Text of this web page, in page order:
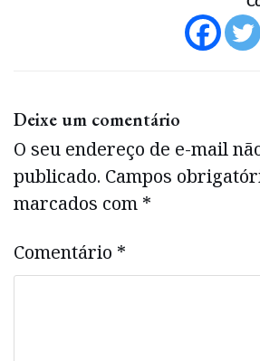
Deixe um comentário
O seu endereço de e-mail
publicado. Campos
marcados com *
Comentário *